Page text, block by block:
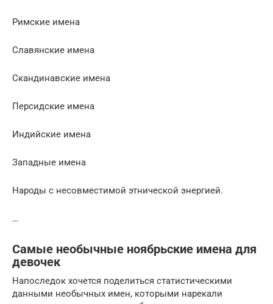
Римские имена
Славянские имена
Скандинавские имена
Персидские имена
Индийские имена
Западные имена
Народы с несовместимой этнической энергией.
…
Самые необычные ноябрьские имена для
девочек
Напоследок хочется поделиться статистическими
данными необычных имен, которыми нарекали